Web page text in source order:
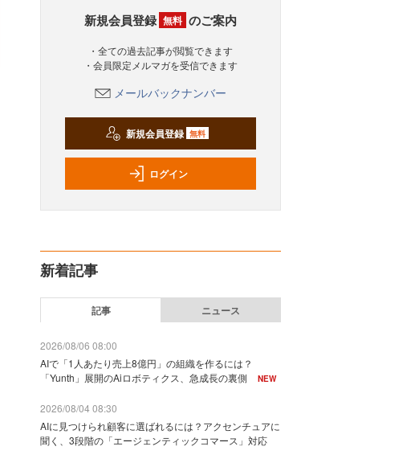
新規会員登録 無料 のご案内
・全ての過去記事が閲覧できます
・会員限定メルマガを受信できます
メールバックナンバー
新規会員登録 無料
ログイン
新着記事
記事 ニュース
2026/08/06 08:00
AIで「1人あたり売上8億円」の組織を作るには？
「Yunth」展開のAiロボティクス、急成長の裏側
NEW
2026/08/04 08:30
AIに見つけられ顧客に選ばれるには？アクセンチュアに
聞く、3段階の「エージェンティックコマース」対応